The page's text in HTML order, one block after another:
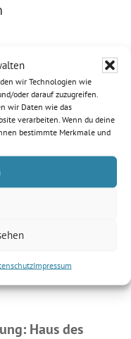
wir Technologien wie
oder darauf zuzugreifen.
wir Daten wie das
verarbeiten. Wenn du deine
bestimmte Merkmale und
Impressum
GmbH
rechtsfähige
Zwecke,
Haus des